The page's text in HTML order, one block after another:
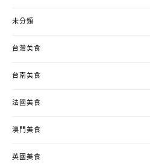
未分類
台灣美食
台南美食
法國美食
澳門美食
英國美食